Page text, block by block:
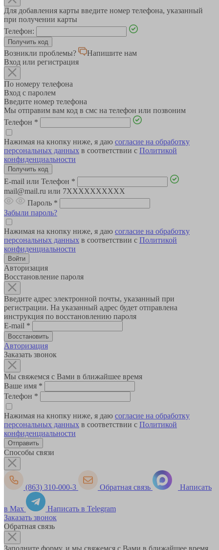
Для добавления карты введите номер телефона, указанный
при получении карты
Телефон:
Возникли проблемы?
Напишите нам
Вход или регистрация
По номеру телефона
Вход с паролем
Введите номер телефона
Мы отправим вам код в смс на телефон или позвоним
Телефон *
Нажимая на кнопку ниже, я даю согласие на обработку
персональных данных в соответствии с Политикой
конфиденциальности
E-mail или Телефон *
mail@mail.ru или 7XXXXXXXXXX
Пароль *
Забыли пароль?
Нажимая на кнопку ниже, я даю согласие на обработку
персональных данных в соответствии с Политикой
конфиденциальности
Авторизация
Восстановление пароля
Введите адрес электронной почты, указанный при
регистрации. На указанный адрес будет отправлена
инструкция по восстановлению пароля
E-mail *
Авторизация
Заказать звонок
Мы свяжемся с Вами в ближайшее время
Ваше имя *
Телефон *
Нажимая на кнопку ниже, я даю согласие на обработку
персональных данных в соответствии с Политикой
конфиденциальности
Способы связи
(863) 310-000-3 Обратная связь Написать
в Max
Написать в Telegram
Заказать звонок
Обратная связь